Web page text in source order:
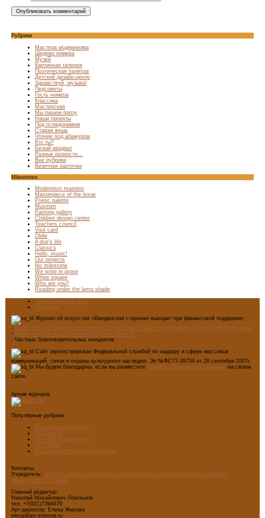
Рубрики
Мастера модернизма
Шедевр номера
Музей
Картинная галерея
Поэтическая палитра
Детский дизайн-центр
Здравствуй, музыка!
Педсоветы
Гость номера
Классика
Мастерская
Мы пишем прозу
Наши проекты
Под псевдонимом
Старая вещь
Чтение под абажуром
Кто ты?
Белый квадрат
Разные разности…
Вне рубрики
Визитная карточка
Milestones
Modernism masters
Masterpiece of the issue
Poetic palette
Museum
Painting gallery
Children design center
Teachers council
Visit card
Oldie
A dog’s life
Classics
Hello, music!
Our projects
No milestone
We write in prose
White square
Who are you?
Reading under the lamp shade
Лента новостей RSS
Vkontakte
Журнал об искусстве «Введенская сторона» выходит при финансовой поддержке:
- Министерства цифрового развития, связи и массовых коммуникаций Российской Федерации
- Министерство культуры Новгородской области
- Частных благотворительных инициатив
Сайт зарегистрирован Федеральной службой по надзору в сфере массовых
коммуникаций, связи и охраны культурного наследия: Эл №ФС77-29734 от 28 сентября 2007г.
Мы будем благодарны, если вы разместите баннеры "Введенской стороны"на своем
сайте.
Архив журнала
Популярные рубрики
Мастера модернизма
Педсоветы
Детский дизайн-центр
ART WEB
Мастерская главного редактора
Контакты
Учредитель: АНО «Старорусский Центр интеллектуально-художественного развития
«Введенская сторона»
Главный редактор:
Николай Михайлович Локотьков
тел. +7(921)7394979
Арт-директор: Елена Жирова
elena@art-storona.ru